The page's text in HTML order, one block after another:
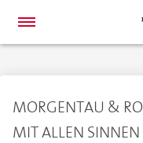
MORGENTAU &
MIT ALLEN SINNEN